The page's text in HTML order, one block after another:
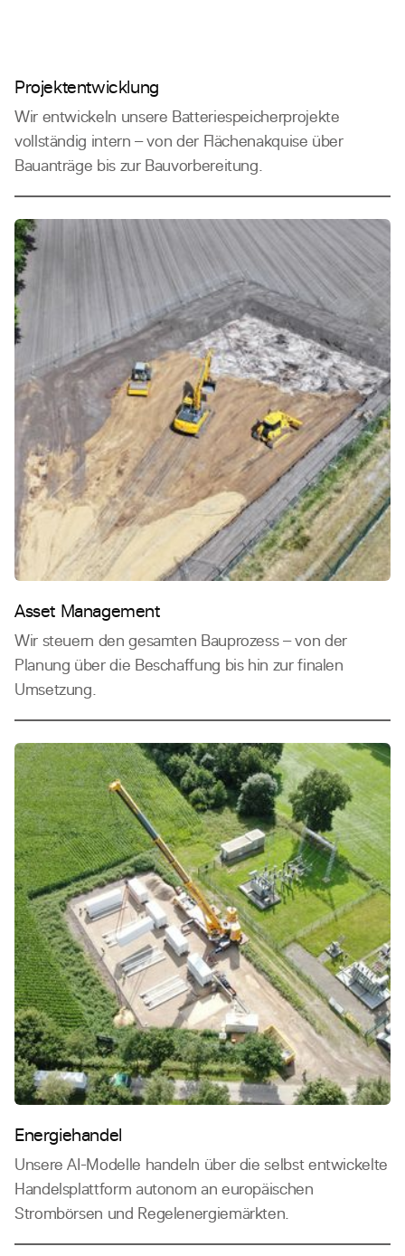
Projektentwicklung
Wir entwickeln unsere Batteriespeicherprojekte
vollständig intern – von der Flächenakquise über
Bauanträge bis zur Bauvorbereitung.
Asset Management
Wir steuern den gesamten Bauprozess – von der
Planung über die Beschaffung bis hin zur finalen
Umsetzung.
Energiehandel
Unsere AI-Modelle handeln über die selbst entwickelte
Handelsplattform autonom an europäischen
Strombörsen und Regelenergiemärkten.